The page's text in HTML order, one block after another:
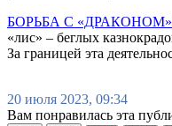
БОРЬБА С «ДРАКОНОМ»
«лис» – беглых
За границей эта
20 июля 2023, 09:34
Вам понравилась эта